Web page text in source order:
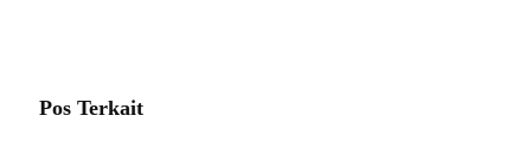
Pos Terkait